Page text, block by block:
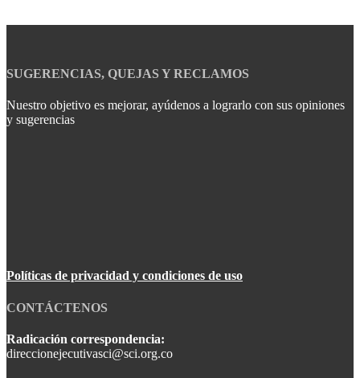
SUGERENCIAS, QUEJAS Y RECLAMOS
Nuestro objetivo es mejorar, ayúdenos a lograrlo con sus opiniones
y sugerencias
Políticas de privacidad y condiciones de uso
CONTÁCTENOS
Radicación correspondencia:
direccionejecutivasci@sci.org.co